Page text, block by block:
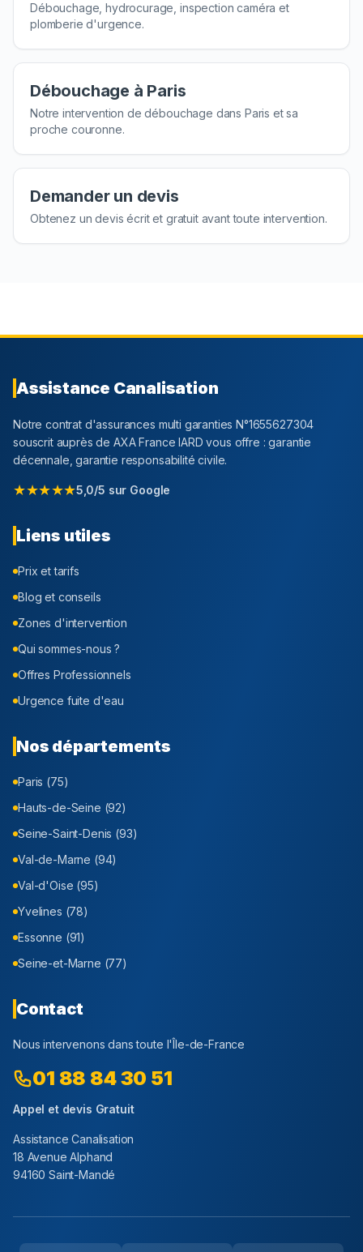
Débouchage, hydrocurage, inspection caméra et
plomberie d'urgence.
Débouchage à Paris
Notre intervention de débouchage dans Paris et sa
proche couronne.
Demander un devis
Obtenez un devis écrit et gratuit avant toute intervention.
Assistance Canalisation
Notre contrat d'assurances multi garanties N°1655627304
souscrit auprès de AXA France IARD vous offre : garantie
décennale, garantie responsabilité civile.
★★★★★5,0/5 sur Google
Liens utiles
Prix et tarifs
Blog et conseils
Zones d'intervention
Qui sommes-nous ?
Offres Professionnels
Urgence fuite d'eau
Nos départements
Paris (75)
Hauts-de-Seine (92)
Seine-Saint-Denis (93)
Val-de-Marne (94)
Val-d'Oise (95)
Yvelines (78)
Essonne (91)
Seine-et-Marne (77)
Contact
Nous intervenons dans toute l'Île-de-France
01 88 84 30 51
Appel et devis Gratuit
Assistance Canalisation
18 Avenue Alphand
94160 Saint-Mandé